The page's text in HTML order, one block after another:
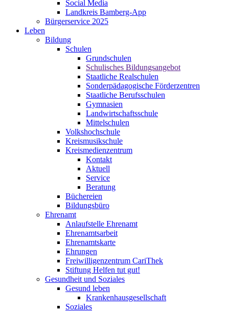
Social Media
Landkreis Bamberg-App
Bürgerservice 2025
Leben
Bildung
Schulen
Grundschulen
Schulisches Bildungsangebot
Staatliche Realschulen
Sonderpädagogische Förderzentren
Staatliche Berufsschulen
Gymnasien
Landwirtschaftsschule
Mittelschulen
Volkshochschule
Kreismusikschule
Kreismedienzentrum
Kontakt
Aktuell
Service
Beratung
Büchereien
Bildungsbüro
Ehrenamt
Anlaufstelle Ehrenamt
Ehrenamtsarbeit
Ehrenamtskarte
Ehrungen
Freiwilligenzentrum CariThek
Stiftung Helfen tut gut!
Gesundheit und Soziales
Gesund leben
Krankenhausgesellschaft
Soziales